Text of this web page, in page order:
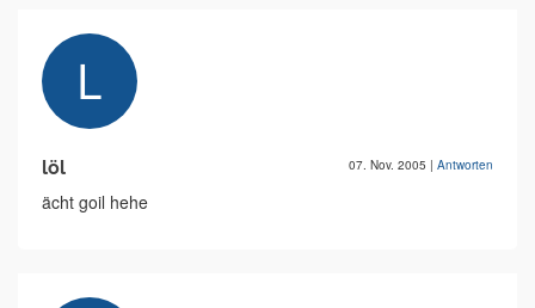
löl 07. Nov. 2005 | Antworten
ächt goil hehe